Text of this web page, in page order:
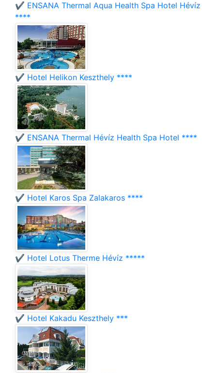
✔️ ENSANA Thermal Aqua Health Spa Hotel Hévíz
****
✔️ Hotel Helikon Keszthely ****
✔️ ENSANA Thermal Hévíz Health Spa Hotel ****
✔️ Hotel Karos Spa Zalakaros ****
✔️ Hotel Lotus Therme Hévíz *****
✔️ Hotel Kakadu Keszthely ***